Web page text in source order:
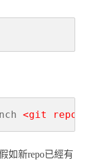
<git repo
如新repo已經有